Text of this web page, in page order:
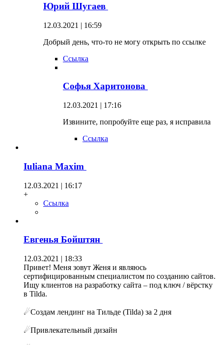
Юрий Шугаев
12.03.2021 | 16:59
Добрый день, что-то не могу открыть по ссылке
Ссылка
Софья Харитонова
12.03.2021 | 17:16
Извините, попробуйте еще раз, я исправила
Ссылка
Iuliana Maxim
12.03.2021 | 16:17
+
Ссылка
Евгенья Бойштян
12.03.2021 | 18:33
Привет! Меня зовут Женя и являюсь
сертифицированным специалистом по созданию сайтов.
Ищу клиентов на разработку сайта – под ключ / вёрстку
в Tilda.
☄Создам лендинг на Тильде (Tilda) за 2 дня
☄Привлекательный дизайн